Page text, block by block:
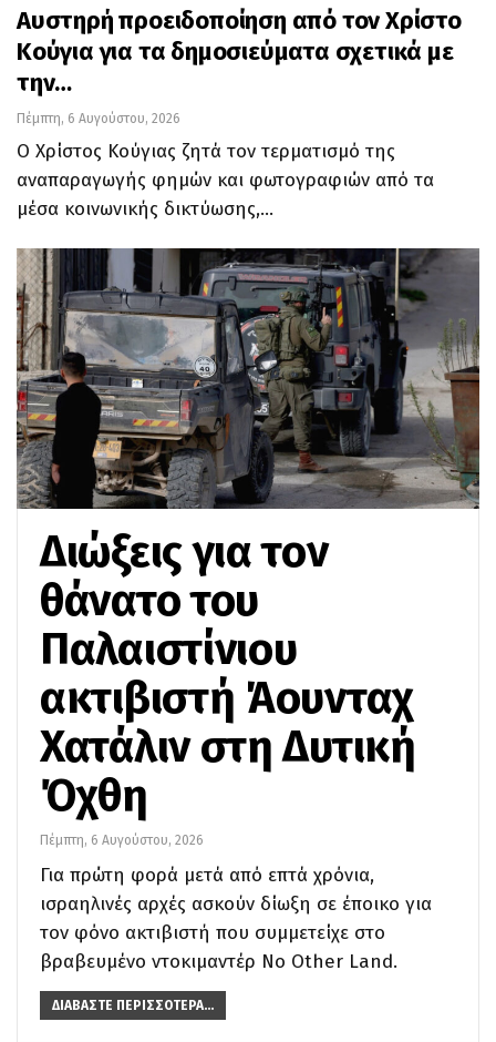
Αυστηρή προειδοποίηση από τον Χρίστο
Κούγια για τα δημοσιεύματα σχετικά με
την…
Πέμπτη, 6 Αυγούστου, 2026
Ο Χρίστος Κούγιας ζητά τον τερματισμό της
αναπαραγωγής φημών και φωτογραφιών από τα
μέσα κοινωνικής δικτύωσης,…
Διώξεις για τον
θάνατο του
Παλαιστίνιου
ακτιβιστή Άουνταχ
Χατάλιν στη Δυτική
Όχθη
Πέμπτη, 6 Αυγούστου, 2026
Για πρώτη φορά μετά από επτά χρόνια,
ισραηλινές αρχές ασκούν δίωξη σε έποικο για
τον φόνο ακτιβιστή που συμμετείχε στο
βραβευμένο ντοκιμαντέρ No Other Land.
ΔΙΑΒΆΣΤΕ ΠΕΡΙΣΣΌΤΕΡΑ...